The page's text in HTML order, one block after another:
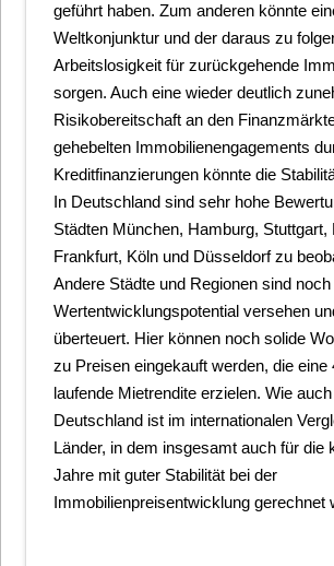
geführt haben. Zum anderen könnte
Weltkonjunktur und der daraus zu
Arbeitslosigkeit für zurückgehende
sorgen. Auch eine wieder deutlich
Risikobereitschaft an den
gehebelten Immobilienengagements
Kreditfinanzierungen könnte die
In Deutschland sind sehr hohe
Städten München, Hamburg, Stuttgart,
Frankfurt, Köln und Düsseldorf zu
Andere Städte und Regionen sind
Wertentwicklungspotential versehen
überteuert. Hier können noch solide
zu Preisen eingekauft werden, die eine
laufende Mietrendite erzielen. Wie
Deutschland ist im internationalen
Länder, in dem insgesamt auch für die
Jahre mit guter Stabilität bei der
Immobilienpreisentwicklung gerechnet